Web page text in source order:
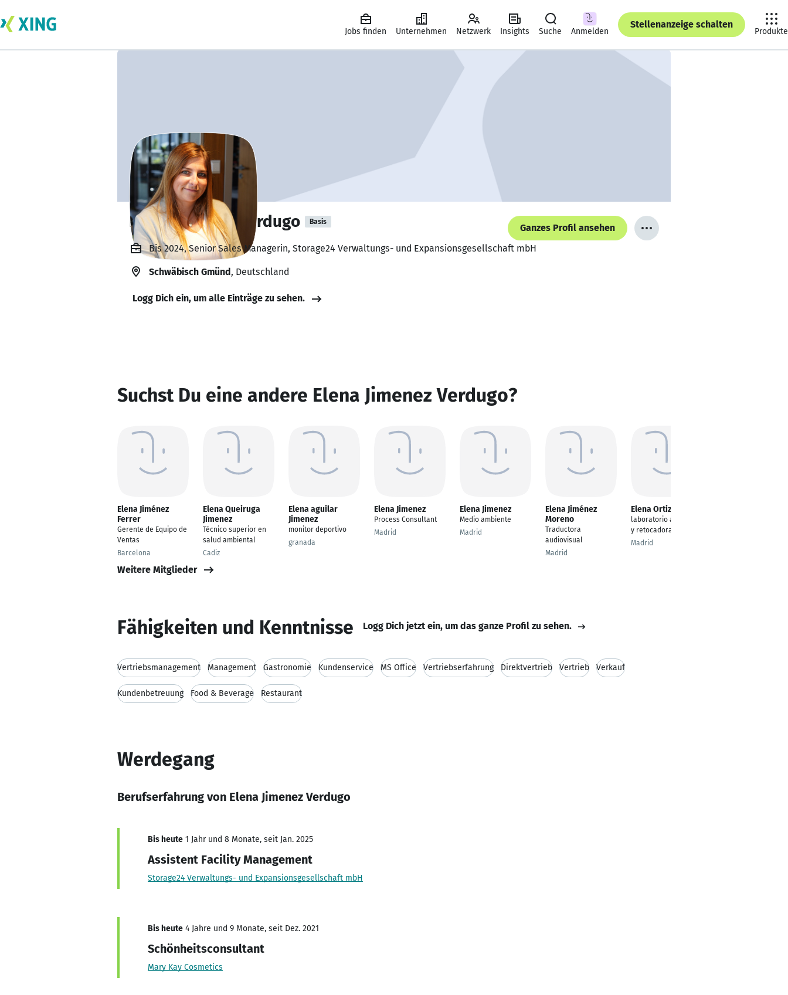
Jobs finden Unternehmen Netzwerk Insights Suche Anmelden
Stellenanzeige schalten
Produkte
Elena Jimenez Verdugo Basis
Ganzes Profil ansehen
Bis 2024, Senior Sales Managerin, Storage24 Verwaltungs- und Expansionsgesellschaft mbH
Schwäbisch Gmünd, Deutschland
Logg Dich ein, um alle Einträge zu sehen.
Suchst Du eine andere Elena Jimenez Verdugo?
Elena Jiménez
Ferrer
Gerente de Equipo de
Ventas
Barcelona
Elena Queiruga
Jimenez
Técnico superior en
salud ambiental
Cadiz
Elena aguilar
Jimenez
monitor deportivo
granada
Elena Jimenez
Process Consultant
Madrid
Elena Jimenez
Medio ambiente
Madrid
Elena Jiménez
Moreno
Traductora
audiovisual
Madrid
Elena Ortiz Jimenez
laboratorio analógico
y retocadora didital
Madrid
Weitere Mitglieder
Fähigkeiten und Kenntnisse Logg Dich jetzt ein, um das ganze Profil zu sehen.
Vertriebsmanagement Management Gastronomie Kundenservice MS Office Vertriebserfahrung Direktvertrieb Vertrieb Verkauf
Kundenbetreuung Food & Beverage Restaurant
Werdegang
Berufserfahrung von Elena Jimenez Verdugo
Bis heute 1 Jahr und 8 Monate, seit Jan. 2025
Assistent Facility Management
Storage24 Verwaltungs- und Expansionsgesellschaft mbH
Bis heute 4 Jahre und 9 Monate, seit Dez. 2021
Schönheitsconsultant
Mary Kay Cosmetics